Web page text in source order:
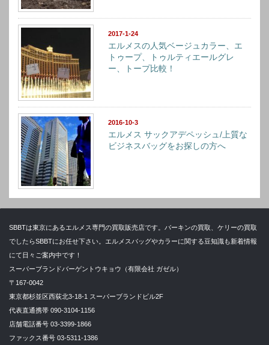
2017-1-24
エルメスの人気ベージュカラー、エ
トゥープ、トゥルティエールグレ
ー、トープ比較！
2016-10-3
エルメス サックアデペッシュ/上質な
ビジネスバッグをお探しの方へ
SBBTは東京にあるエルメス専門の買取販売店です。バーキンの買取、ケリーの買取
でしたらSBBTにお任せ下さい。エルメスバッグやカラーに関する豆知識も新着情報
にて日々ご案内中です！
スーパーブランドバーゲントウキョウ（有限会社 ガゼル）
〒167-0042
東京都杉並区西荻北3-18-1 スーパーブランドビル2F
代表直通携帯 090-3104-1156
店舗電話番号 03-3399-1866
ファックス番号 03-5311-1386